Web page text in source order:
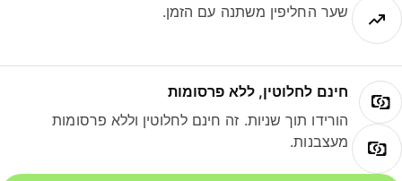
שער החליפין משתנה עם הזמן.
חינם לחלוטין, ללא פרסומות
הורידו תוך שניות. זה חינם לחלוטין וללא פרסומות
מעצבנות.